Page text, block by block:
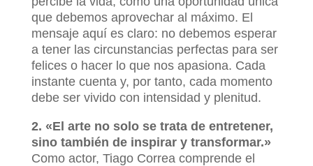
que debemos aprovechar al máximo. El
mensaje aquí es claro: no debemos esperar
a tener las circunstancias perfectas para ser
felices o hacer lo que nos apasiona. Cada
instante cuenta y, por tanto, cada momento
debe ser vivido con intensidad y plenitud.
2. «El arte no solo se trata de entretener,
sino también de inspirar y transformar.»
Como actor, Tiago Correa comprende el